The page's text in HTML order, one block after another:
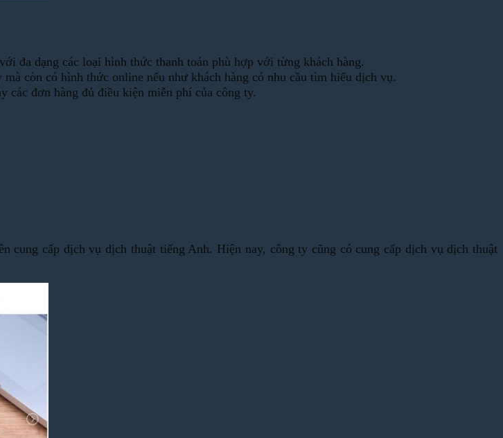
đa dạng các loại hình thức thanh toán phù hợp với từng khách hàng.
còn có hình thức online nếu như khách hàng có nhu cầu tìm hiểu dịch vụ.
các đơn hàng đủ điều kiện miễn phí của công ty.
cấp dịch vụ dịch thuật tiếng Anh. Hiện nay, công ty cũng có cung cấp dịch vụ dịch thuật